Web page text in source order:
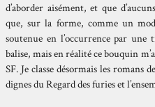
d’aborder aisément, et que
que, sur la forme, comme un
soutenue en l’occurrence par une
balise, mais en réalité ce bouquin
SF. Je classe désormais les romans
dignes du Regard des furies et